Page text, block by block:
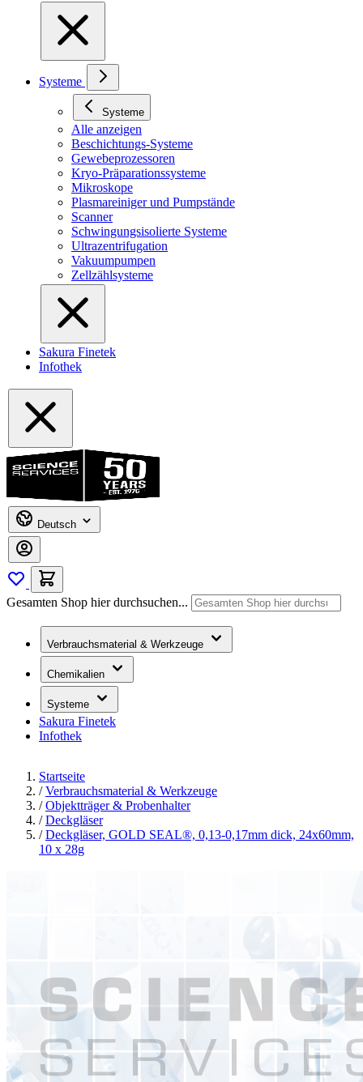
Systeme
Systeme
Alle anzeigen
Beschichtungs-Systeme
Gewebeprozessoren
Kryo-Präparationssysteme
Mikroskope
Plasmareiniger und Pumpstände
Scanner
Schwingungsisolierte Systeme
Ultrazentrifugation
Vakuumpumpen
Zellzählsysteme
Sakura Finetek
Infothek
Deutsch
Gesamten Shop hier durchsuchen...
Verbrauchsmaterial & Werkzeuge
Chemikalien
Systeme
Sakura Finetek
Infothek
Startseite
/ Verbrauchsmaterial & Werkzeuge
/ Objektträger & Probenhalter
/ Deckgläser
/ Deckgläser, GOLD SEAL®, 0,13-0,17mm dick, 24x60mm,
10 x 28g